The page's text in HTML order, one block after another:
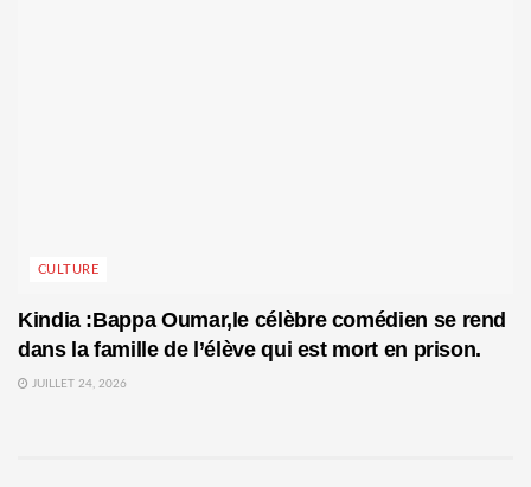
CULTURE
Kindia :Bappa Oumar,le célèbre comédien se rend
dans la famille de l’élève qui est mort en prison.
JUILLET 24, 2026